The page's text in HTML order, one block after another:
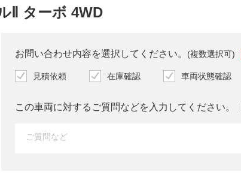
Ⅱ ターボ 4WD
お問い合わせ内容を選択してください。 (複数選択可)
見積依頼 在庫確認 車両状態確認
この車両に対するご質問などを入力して ください。